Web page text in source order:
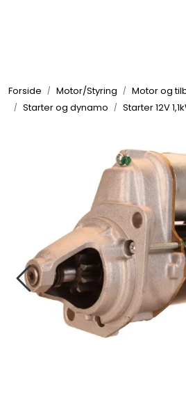
Forside Motor/Styring
Motor og
Starter og dynamo
Starter 12V
Elektrisk
Motor/Styring
Fortøyning